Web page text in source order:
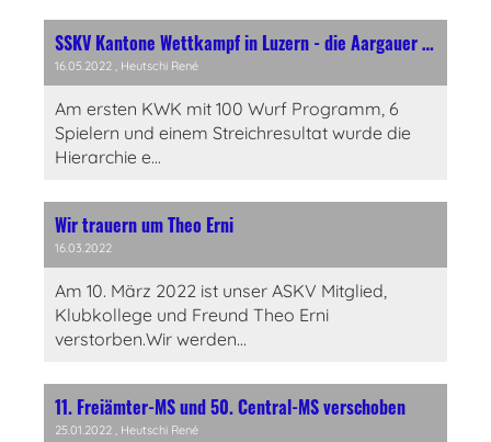
SSKV Kantone Wettkampf in Luzern - die Aargauer bleiben A-klassig
16.05.2022 , Heutschi René
Am ersten KWK mit 100 Wurf Programm, 6
Spielern und einem Streichresultat wurde die
Hierarchie e...
Wir trauern um Theo Erni
16.03.2022
Am 10. März 2022 ist unser ASKV Mitglied,
Klubkollege und Freund Theo Erni
verstorben.Wir werden...
11. Freiämter-MS und 50. Central-MS verschoben
25.01.2022 , Heutschi René